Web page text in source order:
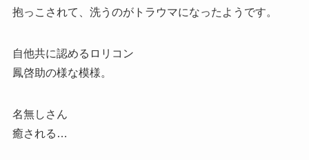
抱っこされて、洗うのがトラウマになったようです。
自他共に認めるロリコン
鳳啓助の様な模様。
名無しさん
癒される…